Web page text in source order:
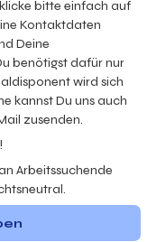
bitte einfach auf
Kontaktdaten
Deine
benötigst dafür nur
wird sich
kannst Du uns auch
zusenden.
Arbeitssuchende